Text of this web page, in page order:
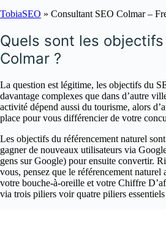
TobiaSEO » Consultant SEO Colmar –
Quels sont les objectifs
Colmar ?
La question est légitime, les objectifs du
davantage complexes que dans d’autre
activité dépend aussi du tourisme, alors
place pour vous différencier de votre
Les objectifs du référencement naturel
gagner de nouveaux utilisateurs via
gens sur Google) pour ensuite convertir.
vous, pensez que le référencement
votre bouche-à-oreille et votre Chiffre
via trois piliers voir quatre piliers